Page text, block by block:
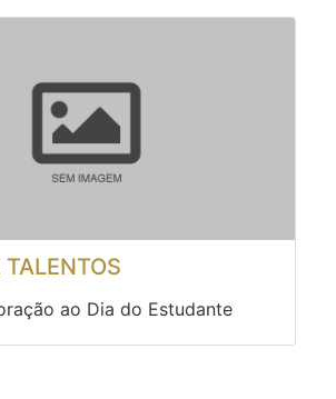
ao Dia do Estudante